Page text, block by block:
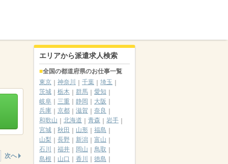
次へ
エリアから派遣求人検索
全国の都道府県のお仕事一覧
東京
神奈川 千葉
埼玉
茨城
栃木 群馬
愛知
岐阜
三重 静岡
大阪
兵庫
京都 滋賀
奈良
和歌山
北海道 青森
岩手
宮城
秋田 山形
福島
山梨
長野 新潟
富山
石川
福井 岡山
鳥取
島根
山口 香川
徳島